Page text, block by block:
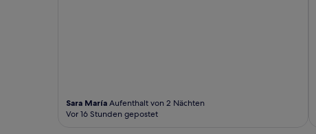
Sara María Aufenthalt von 2 Nächten
Vor 16 Stunden gepostet